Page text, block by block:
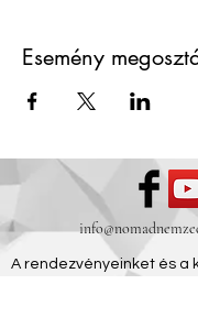
Esemény
A rendezvényeinket és a